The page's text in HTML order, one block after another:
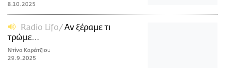
8.10.2025
Radio Lifo
Aν ξέραμε τι
τρώμε...
Ντίνα Καράτζιου
29.9.2025